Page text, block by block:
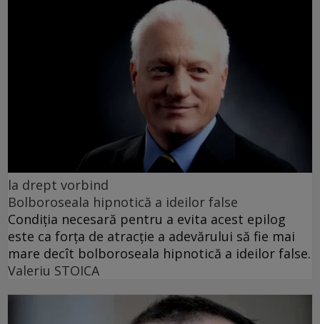
la drept vorbind
Bolboroseala hipnotică a ideilor false
Condiția necesară pentru a evita acest epilog
este ca forța de atracție a adevărului să fie mai
mare decît bolboroseala hipnotică a ideilor false.
Valeriu STOICA